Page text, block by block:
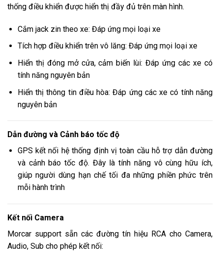
thống điều khiển được hiển thị đầy đủ trên màn hình.
Cắm jack zin theo xe: Đáp ứng mọi loại xe
Tích hợp điều khiển trên vô lăng: Đáp ứng mọi loại xe
Hiển thị đóng mở cửa, cảm biến lùi: Đáp ứng các xe có
tính năng nguyên bản
Hiển thị thông tin điều hòa: Đáp ứng các xe có tính năng
nguyên bản
Dẫn đường và Cảnh báo tốc độ
GPS kết nối hệ thống định vị toàn cầu hỗ trợ dẫn đường
và cảnh báo tốc độ. Đây là tính năng vô cùng hữu ích,
giúp người dùng hạn chế tối đa những phiền phức trên
mỗi hành trình
Kết nối Camera
Morcar support sẵn các đường tín hiệu RCA cho Camera,
Audio, Sub cho phép kết nối: